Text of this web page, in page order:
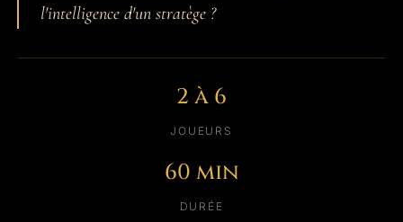
l'intelligence d'un stratège ?
2 à 6
JOUEURS
60 min
DURÉE